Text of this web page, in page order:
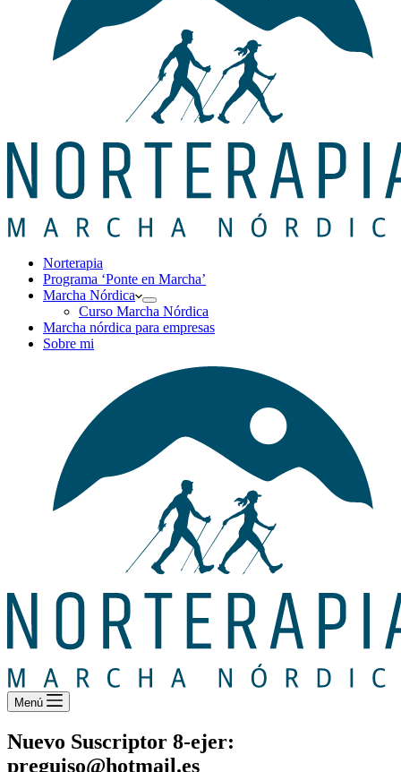
Norterapia
Programa ‘Ponte en Marcha’
Marcha Nórdica
Curso Marcha Nórdica
Marcha nórdica para empresas
Sobre mi
Menú
Nuevo Suscriptor 8-ejer:
preguiso@hotmail.es